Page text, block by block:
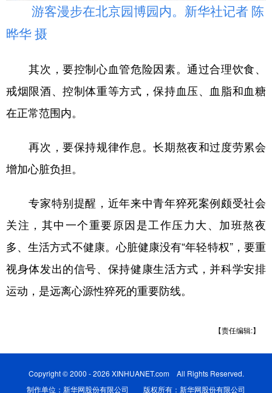
游客漫步在北京园博园内。新华社记者 陈
晔华 摄
其次，要控制心血管危险因素。通过合理饮食、
戒烟限酒、控制体重等方式，保持血压、血脂和血糖
在正常范围内。
再次，要保持规律作息。长期熬夜和过度劳累会
增加心脏负担。
专家特别提醒，近年来中青年猝死案例颇受社会
关注，其中一个重要原因是工作压力大、加班熬夜
多、生活方式不健康。心脏健康没有“年轻特权”，要重
视身体发出的信号、保持健康生活方式，并科学安排
运动，是远离心源性猝死的重要防线。
【责任编辑:】
Copyright © 2000 - 2026 XINHUANET.com All Rights Reserved.
制作单位：新华网股份有限公司 版权所有：新华网股份有限公司